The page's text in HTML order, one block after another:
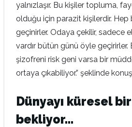
yalnızlaşır. Bu kişiler topluma,
olduğu için parazit kişilerdir. Hep
geçinirler. Odaya çekilir, sadece
vardır bütün günü öyle geçirirler.
şizofreni risk geni varsa bir
ortaya çıkabiliyor.” şeklinde
Dünyayı küresel
bekliyor…